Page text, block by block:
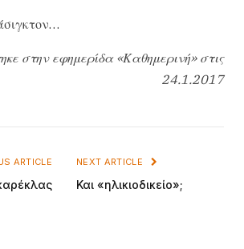
στην εφημερίδα «Καθημερινή» στις
24.1.2017
ARTICLE NEXT ARTICLE
Και «ηλικιοδικείο»;